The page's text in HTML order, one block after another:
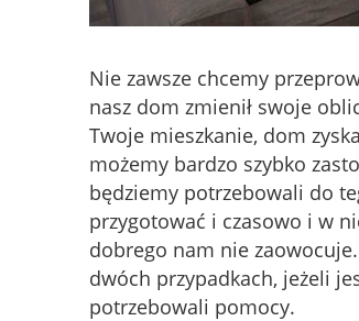
Nie zawsze chcemy
nasz dom zmienił swoje
Twoje mieszkanie, dom
możemy bardzo szybko
będziemy potrzebowali do
przygotować i czasowo i w
dobrego nam nie
dwóch przypadkach, jeżeli
potrzebowali pomocy.